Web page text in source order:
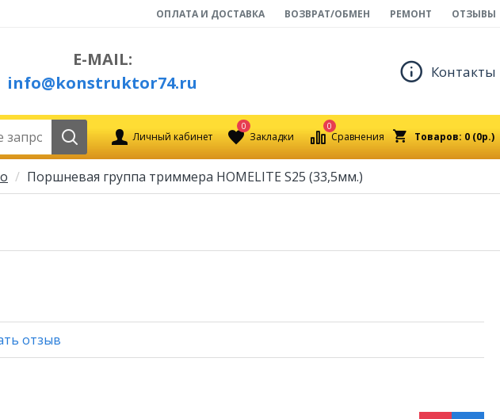
ОПЛАТА И ДОСТАВКА ВОЗВРАТ/ОБМЕН РЕМОНТ ОТЗЫВЫ
E-MAIL:
info@konstruktor74.ru
Контакты
Личный кабинет Закладки
0
Сравнения
0
Товаров: 0 (0р.)
Поршневая группа триммера HOMELITE S25 (33,5мм.)
отзыв